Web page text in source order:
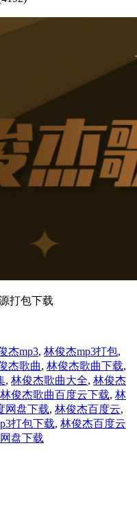
打包下载
杰mp3, 林俊杰mp3打包,
杰歌曲, 林俊杰歌曲下载,
, 林俊杰歌曲大全, 林俊杰
林俊杰歌曲百度云下载, 林
网盘下载, 林俊杰百度云,
打包下载, 林俊杰百度云
盘下载